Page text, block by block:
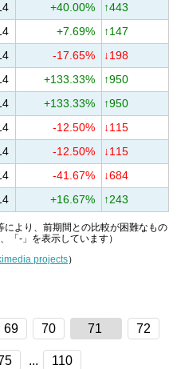
+40.00%
↑443
+7.69%
↑147
-17.65%
↓198
+133.33%
↑950
+133.33%
↑950
-12.50%
↓115
-12.50%
↓115
-41.67%
↓684
+16.67% ↑243
により、前期間との比較が困難なもの
「-」を表示しています）
projects）
69 70 71 72
... 110